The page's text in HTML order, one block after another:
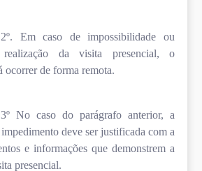
Em caso de impossibilidade ou
da visita presencial, o
ocorrer de forma remota.
No caso do parágrafo anterior, a
deve ser justificada com a
e informações que demonstrem a
presencial.